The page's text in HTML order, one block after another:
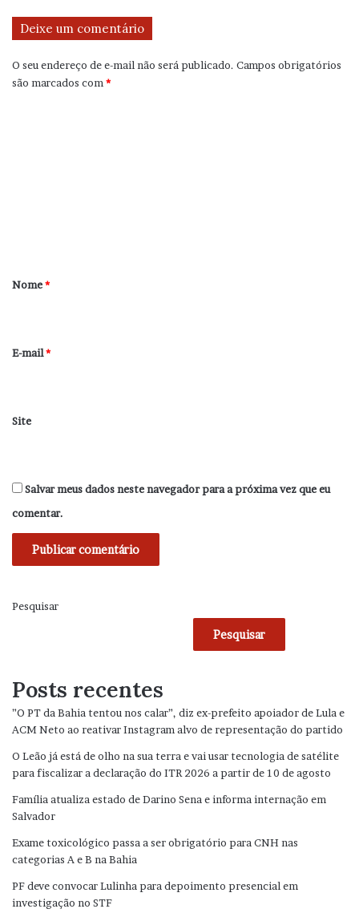
Deixe um comentário
O seu endereço de e-mail não será publicado. Campos obrigatórios
são marcados com *
r
*
Nome*
E-mail*
Site
Salvar meus dados neste navegador para a próxima vez que eu
comentar.
Pesquisar
Pesquisar
Posts recentes
”O PT da Bahia tentou nos calar”, diz ex-prefeito apoiador de Lula e
ACM Neto ao reativar Instagram alvo de representação do partido
O Leão já está de olho na sua terra e vai usar tecnologia de satélite
para fiscalizar a declaração do ITR 2026 a partir de 10 de agosto
Família atualiza estado de Darino Sena e informa internação em
Salvador
Exame toxicológico passa a ser obrigatório para CNH nas
categorias A e B na Bahia
PF deve convocar Lulinha para depoimento presencial em
investigação no STF